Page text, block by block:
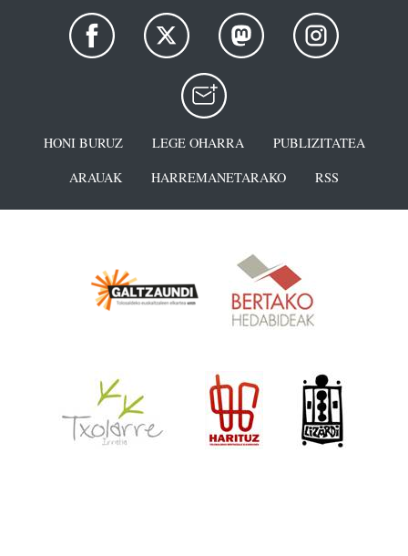
HONI BURUZ LEGE OHARRA
PUBLIZITATEA
ARAUAK
HARREMANETARAKO RSS